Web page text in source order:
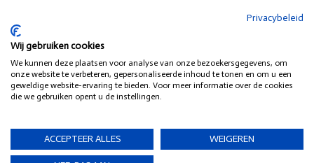
KLANTENSERVICE
SOCIAL MEDIA
Privacybeleid
Wij gebruiken cookies
We kunnen deze plaatsen voor analyse van onze bezoekersgegevens, om
onze website te verbeteren, gepersonaliseerde inhoud te tonen en om u een
geweldige website-ervaring te bieden. Voor meer informatie over de cookies
die we gebruiken opent u de instellingen.
ACCEPTEER ALLES WEIGEREN